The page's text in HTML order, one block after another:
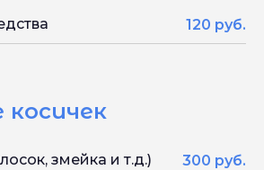
120 руб.
змейка и т.д.) 300 руб.